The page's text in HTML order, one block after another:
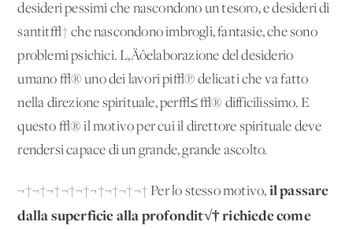
desideri pessimi che nascondono un tesoro, e desideri di
santit√† che nascondono imbrogli, fantasie, che sono
problemi psichici. L‚Äôelaborazione del desiderio
umano √® uno dei lavori pi√π delicati che va fatto
nella direzione spirituale, per√≤ √® difficilissimo. E
questo √® il motivo per cui il direttore spirituale deve
rendersi capace di un grande, grande ascolto.
¬†¬†¬†¬†¬†¬†¬†¬†¬† Per lo stesso motivo, il passare
dalla superficie alla profondit√† richiede come